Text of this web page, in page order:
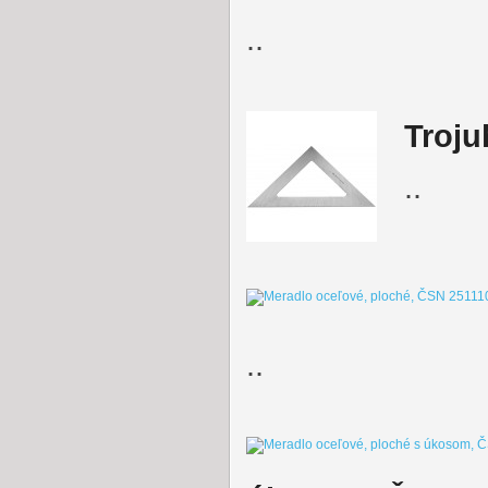
..
..
..